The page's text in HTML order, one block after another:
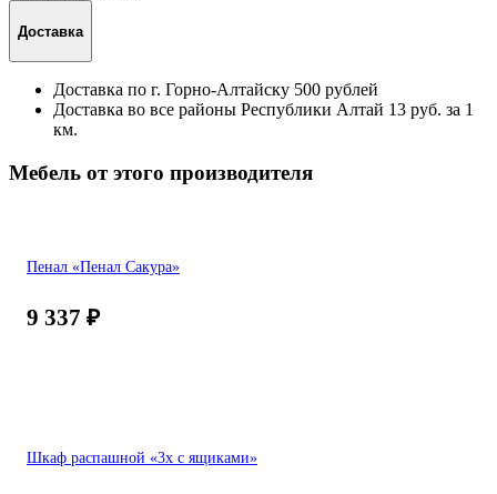
Доставка
Доставка по г. Горно-Алтайску 500 рублей
Доставка во все районы Республики Алтай 13 руб. за 1
км.
Мебель от этого производителя
Пенал «Пенал Сакура»
9 337 ₽
Шкаф распашной «3х с ящиками»